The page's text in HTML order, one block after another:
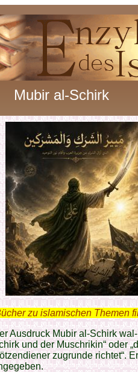
Mubir al-Schirk
zu islamischen Themen
Ausdruck Mubir al-Schirk
und der Muschrikin“ oder
zugrunde richtet“.